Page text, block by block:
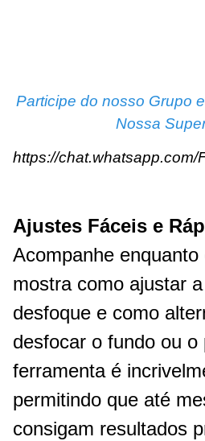
Participe do nosso Grupo
Nossa
https://
Ajustes Fáceis e
Acompanhe
mostra como ajustar
desfoque e como
desfocar o fundo ou o
ferramenta é
permitindo que até
consigam resultados